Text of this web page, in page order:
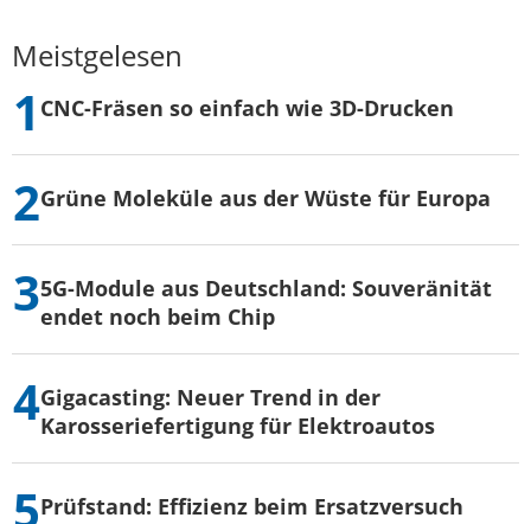
Meistgelesen
CNC-Fräsen so einfach wie 3D-Drucken
Grüne Moleküle aus der Wüste für Europa
5G-Module aus Deutschland: Souveränität
endet noch beim Chip
Gigacasting: Neuer Trend in der
Karosseriefertigung für Elektroautos
Prüfstand: Effizienz beim Ersatzversuch